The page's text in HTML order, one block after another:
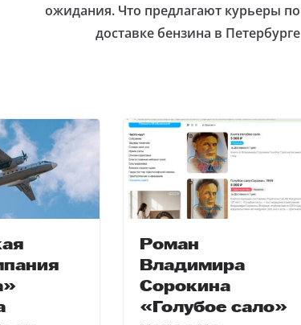
ожидания. Что предлагают курьеры по
доставке бензина в Петербурге
Роман
Владимира
Сорокина
«Голубое сало»